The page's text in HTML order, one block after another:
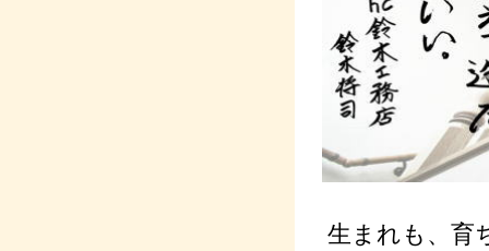
生まれも、育